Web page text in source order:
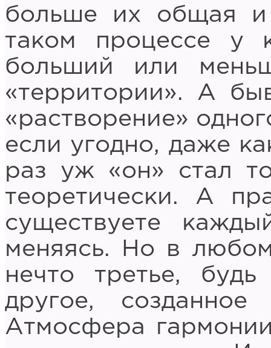
больше их общая и
таком процессе у
больший или
«территории». А
«растворение»
если угодно, даже
раз уж «он» стал
теоретически. А
существуете
меняясь. Но в
нечто третье,
другое,
Атмосфера